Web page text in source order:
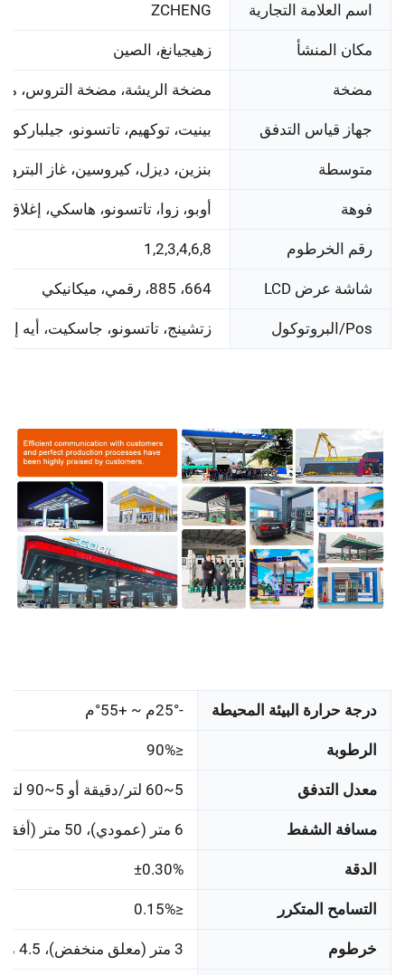
اسم العلامة التجارية ZCHENG
مكان المنشأ زهيجيانغ، الصين
مضخة مضخة الريشة، مضخة التروس،
جهاز قياس التدفق بينيت، توكهيم، تاتسونو، جيلباركو
متوسطة بنزين، ديزل، كيروسين، غاز
فوهة أوبو، زوا، تاتسونو، هاسكي، إغلاق
رقم الخرطوم 1,2,3,4,6,8
شاشة عرض LCD 664، 885، رقمي، ميكانيكي
Pos/البروتوكول زتشينج، تاتسونو، جاسكيت،
درجة حرارة البيئة المحيطة -25°م ~ +55°م
الرطوبة ≤90%
معدل التدفق 5~60 لتر/دقيقة أو 5~90 لتر/دقيقة
مسافة الشفط 6 متر (عمودي)، 50 متر (أفقي)
الدقة ±0.30%
التسامح المتكرر ≤0.15%
خرطوم 3 متر (معلق منخفض)، 4.5 متر (معلق عالي)